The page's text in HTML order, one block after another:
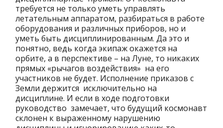
требуется не только уметь управлять
летательным аппаратом, разбираться в работе
оборудования и различных приборов, но и
уметь быть дисциплинированным. Да это и
понятно, ведь когда экипаж окажется на
орбите, а в перспективе – на Луне, то никаких
прямых «рычагов воздействия» на его
участников не будет. Исполнение приказов с
Земли держится исключительно на
дисциплине. И если в ходе подготовки
руководство замечает, что будущий космонавт
склонен к выраженному нарушению